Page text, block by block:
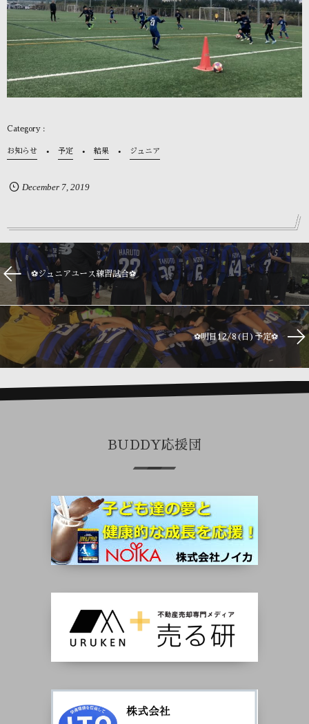
お知らせ 予定 結果 ジュニア
December 7, 2019
⚽️ジュニアユース練習試合⚽️
⚽️明日12/8(日)予定⚽️
BUDDY応援団